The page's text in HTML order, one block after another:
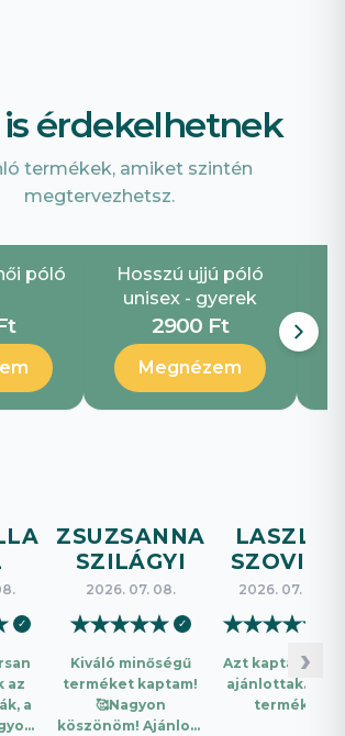
is érdekelhetnek
termékek, amiket szintén
megtervezhetsz.
póló
Hosszú ujjú póló
unisex - gyerek
2900 Ft
Megnézem
✓
az
a
ZSUZSANNA
SZILÁGYI
2026. 07. 08.
★★★★★ ✓
Kiváló minőségű
terméket kaptam!
🥰Nagyon
köszönöm! Ajánlom
LASZLO
SZOVICS
2026. 07. 08.
★★★★★
Azt kaptam amit
ajánlottak. Jó a
termék.
›